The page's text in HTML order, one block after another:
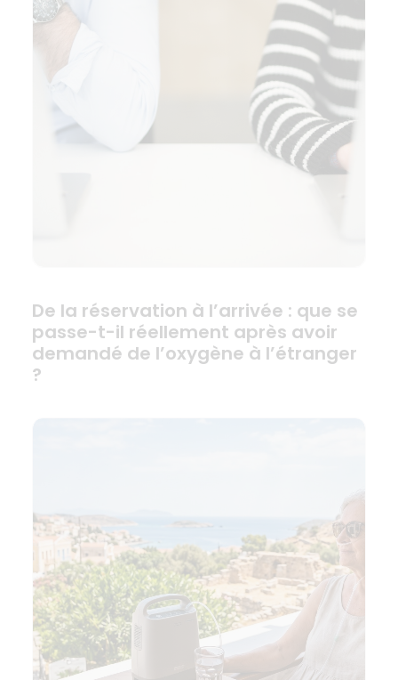
De la réservation à l’arrivée : que se
passe-t-il réellement après avoir
demandé de l’oxygène à l’étranger
?